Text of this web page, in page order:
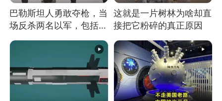
巴勒斯坦人勇敢夺枪，当
场反杀两名以军，包括一
这就是一片树林为啥却直
接把它粉碎的真正原因